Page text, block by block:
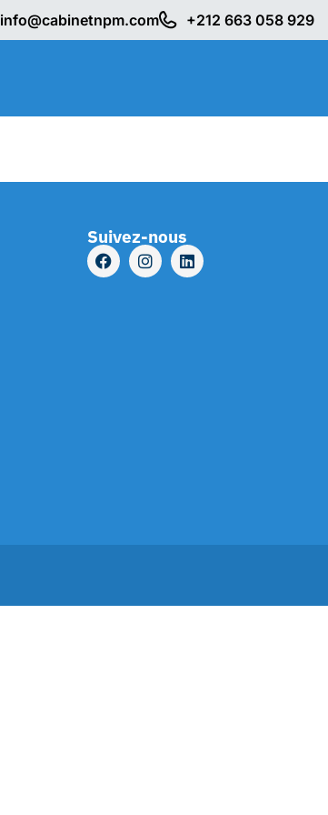
info@cabinetnpm.com +212 663 058 929
Suivez-nous